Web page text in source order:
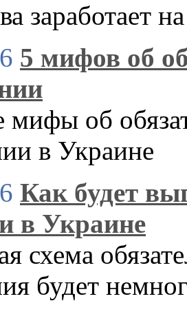
заработает
5 мифов об
мифы об
в Украине
Как будет
в Украине
схема
будет